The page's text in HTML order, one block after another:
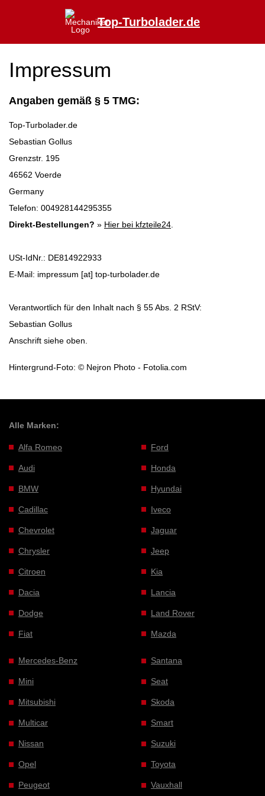
Top-Turbolader.de
Impressum
Angaben gemäß § 5 TMG:
Top-Turbolader.de
Sebastian Gollus
Grenzstr. 195
46562 Voerde
Germany
Telefon: 004928144295355
Direkt-Bestellungen? » Hier bei kfzteile24
USt-IdNr.: DE814922933
E-Mail: impressum [at] top-turbolader.de
Verantwortlich für den Inhalt nach § 55 Abs. 2 RStV:
Sebastian Gollus
Anschrift siehe oben.
Hintergrund-Foto: © Nejron Photo - Fotolia.com
Alle Marken:
Alfa Romeo
Audi
BMW
Cadillac
Chevrolet
Chrysler
Citroen
Dacia
Dodge
Fiat
Ford
Honda
Hyundai
Iveco
Jaguar
Jeep
Kia
Lancia
Land Rover
Mazda
Mercedes-Benz
Mini
Mitsubishi
Multicar
Nissan
Opel
Peugeot
Santana
Seat
Skoda
Smart
Suzuki
Toyota
Vauxhall